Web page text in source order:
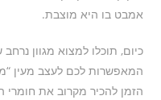
אמבט בו היא מוצבת.
כיום, תוכלו למצוא מגוון
המאפשרות לכם לעצב מעין
הזמן להכיר מקרוב את חומרי